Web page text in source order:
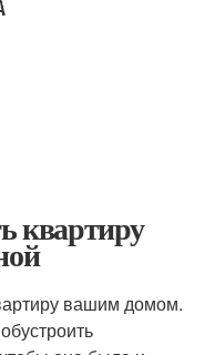
квартиру
вашим домом.